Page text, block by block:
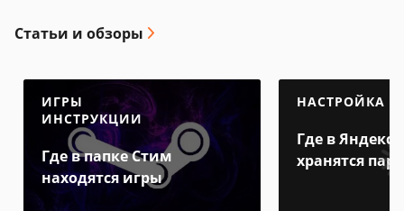
Статьи и обзоры
ИГРЫ
ИНСТРУКЦИИ
Где в папке Стим
находятся игры
НАСТРОЙКА
Где в Яндекс
хранятся